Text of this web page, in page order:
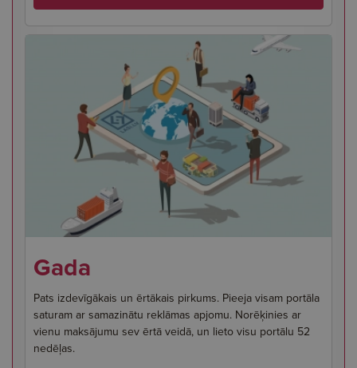
Gada
Pats izdevīgākais un ērtākais pirkums. Pieeja visam portāla
saturam ar samazinātu reklāmas apjomu. Norēķinies ar
vienu maksājumu sev ērtā veidā, un lieto visu portālu 52
nedēļas.